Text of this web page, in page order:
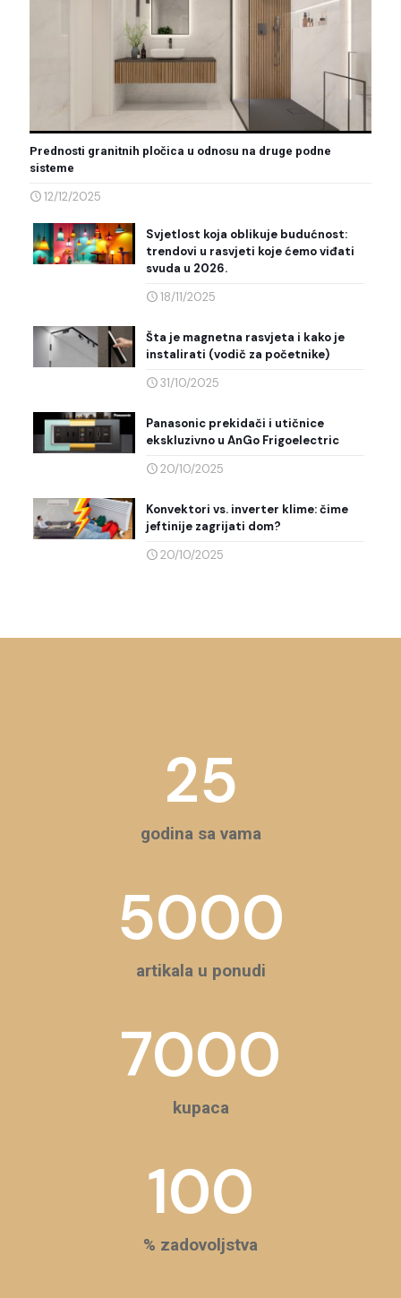
Prednosti granitnih pločica u odnosu na druge podne
sisteme
12/12/2025
Svjetlost koja oblikuje budućnost:
trendovi u rasvjeti koje ćemo viđati
svuda u 2026.
18/11/2025
Šta je magnetna rasvjeta i kako je
instalirati (vodič za početnike)
31/10/2025
Panasonic prekidači i utičnice
ekskluzivno u AnGo Frigoelectric
20/10/2025
Konvektori vs. inverter klime: čime
jeftinije zagrijati dom?
20/10/2025
25
godina sa vama
5000
artikala u ponudi
7000
kupaca
100
% zadovoljstva